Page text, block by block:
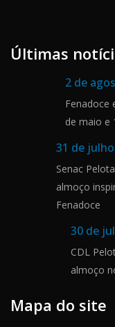
Últimas
2 de
Fenadoce
de maio e
31 de
Senac
almoço
Fenadoce
30 de
CDL
almoço
Mapa do site